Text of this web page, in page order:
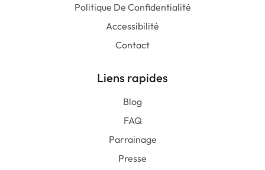
Politique De Confidentialité
Accessibilité
Contact
Liens rapides
Blog
FAQ
Parrainage
Presse